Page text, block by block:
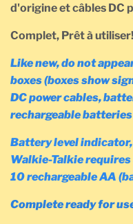
d'origine et câbles DC
Complet, Prêt à utiliser!
Like new, do not
boxes (boxes show
DC power cables,
rechargeable
Battery level
Walkie-Talkie
10 rechargeable AA
Complete ready for